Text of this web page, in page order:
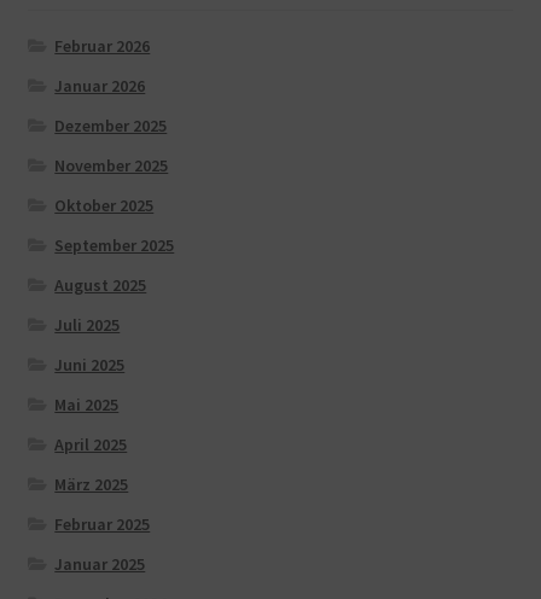
Februar 2026
Januar 2026
Dezember 2025
November 2025
Oktober 2025
September 2025
August 2025
Juli 2025
Juni 2025
Mai 2025
April 2025
März 2025
Februar 2025
Januar 2025